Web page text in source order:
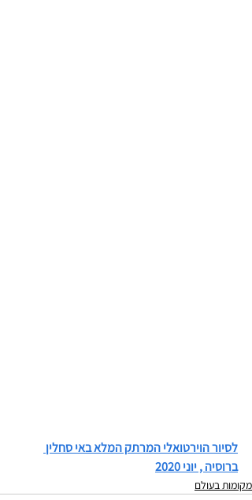
לסיור הוירטואלי המרתק המלא באי סחלין
ברוסיה , יוני 2020
מקומות בעולם